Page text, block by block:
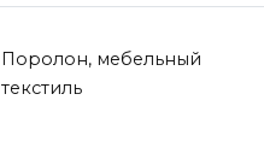
Поролон, мебельный
текстиль